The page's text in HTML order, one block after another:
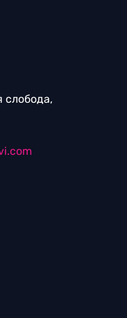
слобода,